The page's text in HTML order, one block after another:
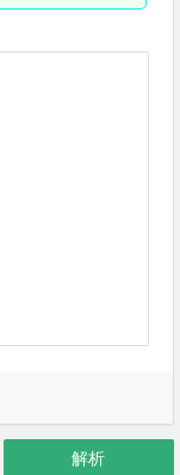
解析